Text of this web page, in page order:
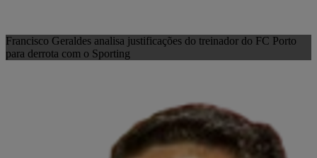
Francisco Geraldes analisa justificações do treinador do FC Porto
para derrota com o Sporting